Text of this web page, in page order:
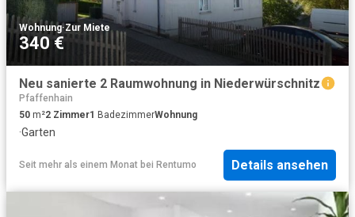
Wohnung·Zur Miete
340 €
Neu sanierte 2 Raumwohnung in Niederwürschnitz
Pfaffenhain
50 m²2 Zimmer1 BadezimmerWohnung
·Garten
Seit mehr als einem Monat bei Rentumo Details ansehen